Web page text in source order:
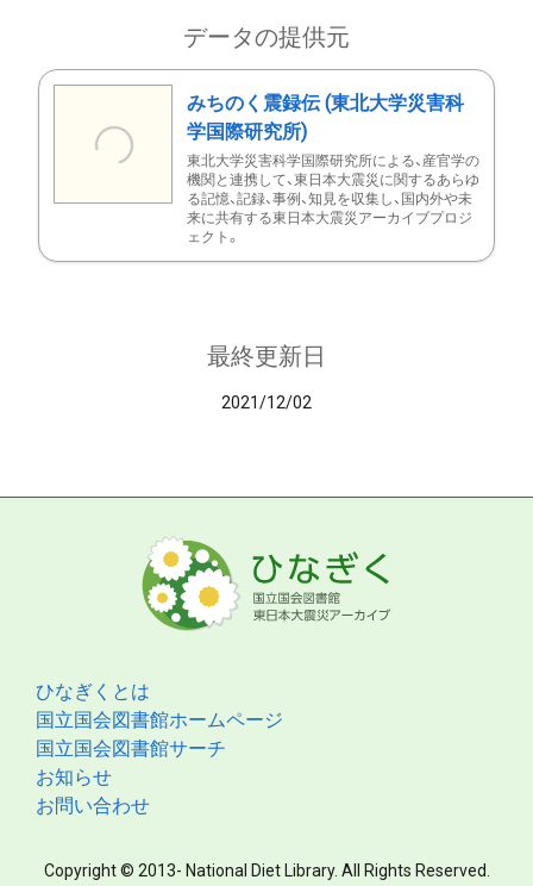
データの提供元
みちのく震録伝 (東北大学災害科
学国際研究所)
東北大学災害科学国際研究所による、産官学の
機関と連携して、東日本大震災に関するあらゆ
る記憶、記録、事例、知見を収集し、国内外や未
来に共有する東日本大震災アーカイブプロジ
ェクト。
最終更新日
2021/12/02
ひなぎくとは
国立国会図書館ホームページ
国立国会図書館サーチ
お知らせ
お問い合わせ
Copyright © 2013- National Diet Library. All Rights Reserved.